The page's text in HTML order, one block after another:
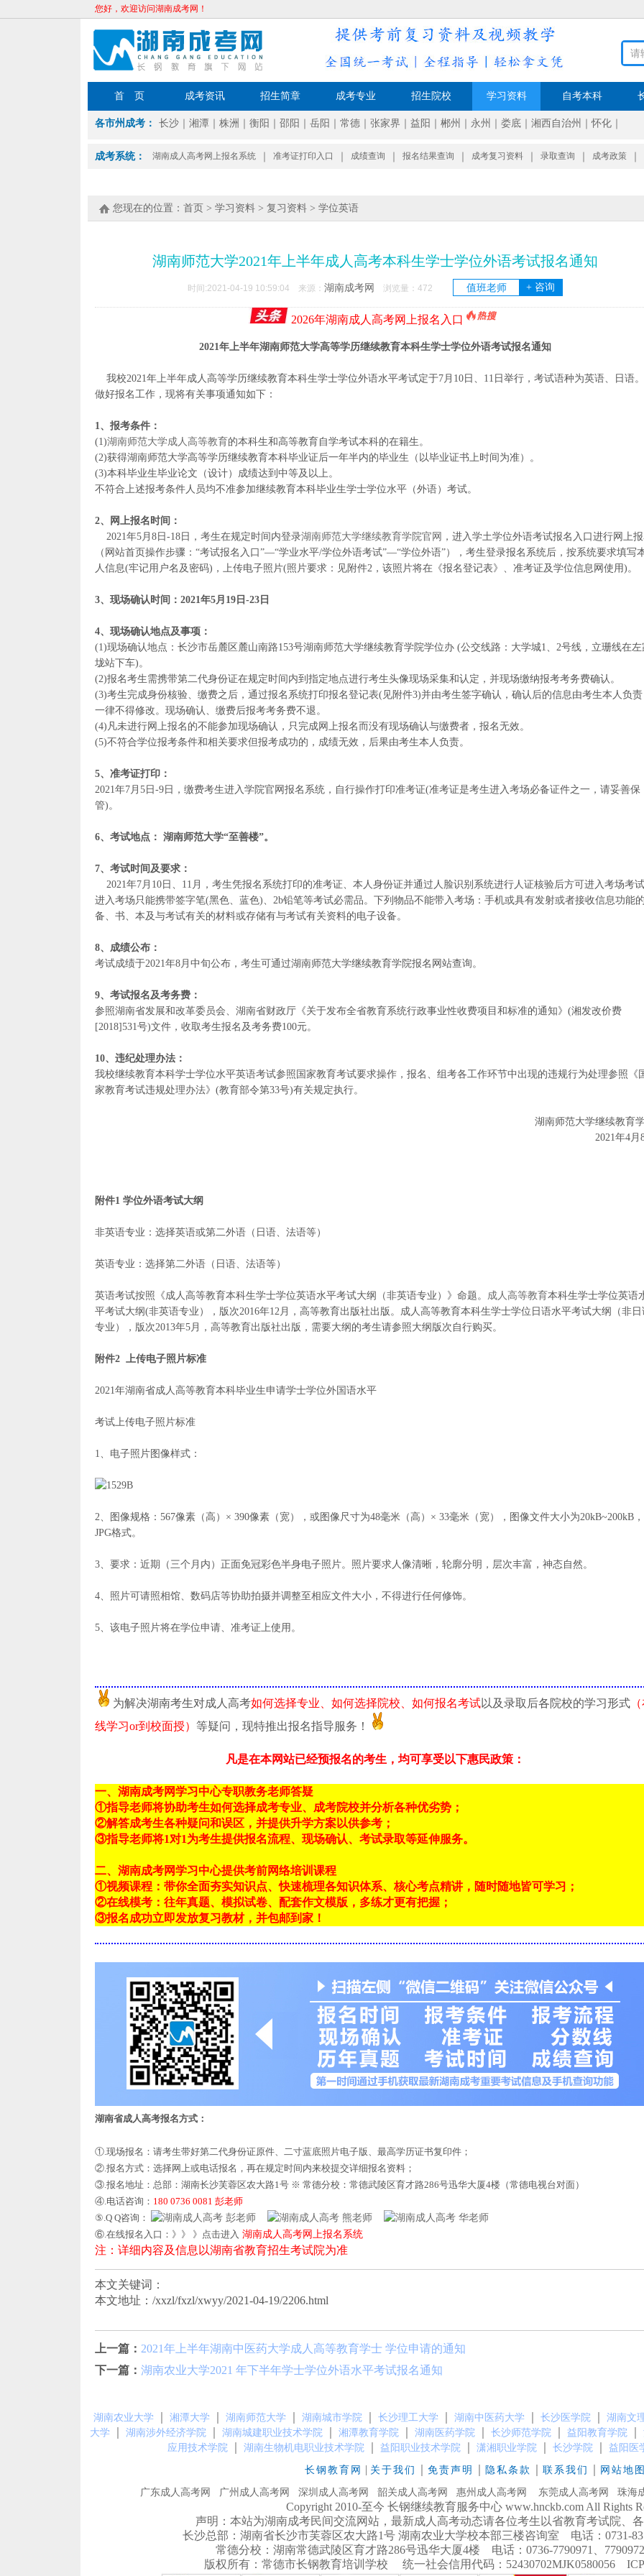
您好，欢迎访问湖南成考网！
首 页 成考资讯 招生简章 成考专业 招生院校 学习资料 自考本科
各市州成考： 长沙 湘潭 株洲 衡阳 邵阳 岳阳 常德 张家界 益阳 郴州 永州 娄底 湘西自治州 ｜怀化
成考系统： 湖南成人高考网上报名系统 准考证打印入口 成绩查询 报名结果查询 成考复习资料 录取查询 成考政策
您现在的位置： 首页 > 学习资料 > 复习资料 > 学位英语
湖南师范大学2021年上半年成人高考本科生学士学位外语考试报名通知
时间:2021-04-19 10:59:04 来源： 湖南成考网 浏览量： 472 值班老师 + 咨询
2026年湖南成人高考网上报名入口
2021年上半年湖南师范大学高等学历继续教育本科生学士学位外语考试报名通知
我校2021年上半年成人高等学历继续教育本科生学士学位外语水平考试定于7月10日、11日举行，考试语种为英语、日语
做好报名工作，现将有关事项通知如下：
1、报考条件：
(1)湖南师范大学成人高等教育的本科生和高等教育自学考试本科的在籍生。
(2)获得湖南师范大学高等学历继续教育本科毕业证后一年半内的毕业生（以毕业证书上时间为准）。
(3)本科毕业生毕业论文（设计）成绩达到中等及以上。
不符合上述报考条件人员均不准参加继续教育本科毕业生学士学位水平（外语）考试。
2、网上报名时间：
2021年5月8日-18日，考生在规定时间内登录湖南师范大学继续教育学院官网 ，进入学土学位外语考试报名入口进行网上
（网站首页操作步骤：“考试报名入口”—“学业水平/学位外语考试”—“学位外语”），考生登录报名系统后，按系统要求填写
人信息(牢记用户名及密码)，上传电子照片(照片要求：见附件2，该照片将在《报名登记表》、准考证及学位信息网使用)。
3、现场确认时间：2021年5月19日-23日
4、现场确认地点及事项：
(1)现场确认地点：长沙市岳麓区麓山南路153号湖南师范大学继续教育学院学位办 (公交线路：大学城1、2号线，立珊线在左
垅站下车)。
(2)报名考生需携带第二代身份证在规定时间内到指定地点进行考生头像现场采集和认定，并现场缴纳报考考务费确认。
(3)考生完成身份核验、缴费之后，通过报名系统打印报名登记表(见附件3)并由考生签字确认，确认后的信息由考生本人负
一律不得修改。现场确认、缴费后报考考务费不退。
(4)凡未进行网上报名的不能参加现场确认，只完成网上报名而没有现场确认与缴费者，报名无效。
(5)不符合学位报考条件和相关要求但报考成功的，成绩无效，后果由考生本人负责。
5、准考证打印：
2021年7月5日-9日，缴费考生进入学院官网报名系统，自行操作打印准考证(准考证是考生进入考场必备证件之一，请妥善保
管)。
6、考试地点： 湖南师范大学“至善楼”。
7、考试时间及要求：
2021年7月10日、11月，考生凭报名系统打印的准考证、本人身份证并通过人脸识别系统进行人证核验后方可进入考场考
进入考场只能携带签字笔(黑色、蓝色)、2b铅笔等考试必需品。下列物品不能带入考场：手机或具有发射或者接收信息功能
备、书、本及与考试有关的材料或存储有与考试有关资料的电子设备。
8、成绩公布：
考试成绩于2021年8月中旬公布，考生可通过湖南师范大学继续教育学院报名网站查询。
9、考试报名及考务费：
参照湖南省发展和改革委员会、湖南省财政厅《关于发布全省教育系统行政事业性收费项目和标准的通知》(湘发改价费
[2018]531号)文件，收取考生报名及考务费100元。
10、违纪处理办法：
我校继续教育本科学士学位水平英语考试参照国家教育考试要求操作，报名、组考各工作环节中出现的违规行为处理参照《
家教育考试违规处理办法》(教育部令第33号)有关规定执行。
湖南师范大学继续教育
2021年4月
附件1 学位外语考试大纲
非英语专业：选择英语或第二外语（日语、法语等）
英语专业：选择第二外语（日语、法语等）
英语考试按照《成人高等教育本科生学士学位英语水平考试大纲（非英语专业）》命题。 成人高等教育本科生学士学位英语
平考试大纲(非英语专业），版次2016年12月，高等教育出版社出版。成人高等教育本科生学士学位日语水平考试大纲（非日
专业），版次2013年5月，高等教育出版社出版，需要大纲的考生请参照大纲版次自行购买。
附件2 上传电子照片标准
2021年湖南省成人高等教育本科毕业生申请学士学位外国语水平
考试上传电子照片标准
1、电子照片图像样式：
2、图像规格：567像素（高）× 390像素（宽），或图像尺寸为48毫米（高）× 33毫米（宽），图像文件大小为20kB~200kB，
JPG格式。
3、要求：近期（三个月内）正面免冠彩色半身电子照片。照片要求人像清晰，轮廓分明，层次丰富，神态自然。
4、照片可请照相馆、数码店等协助拍摄并调整至相应文件大小，不得进行任何修饰。
5、该电子照片将在学位申请、准考证上使用。
为解决湖南考生对成人高考如何选择专业、如何选择院校、如何报名考试以及录取后各院校的学习形式
线学习or到校面授） 等疑问，现特推出报名指导服务！
凡是在本网站已经预报名的考生，均可享受以下惠民政策：
一、湖南成考网学习中心专职教务老师答疑
①指导老师将协助考生如何选择成考专业、成考院校并分析各种优劣势；
②解答成考生各种疑问和误区，并提供升学方案以供参考；
③指导老师将1对1为考生提供报名流程、现场确认、考试录取等延伸服务。
二、湖南成考网学习中心提供考前网络培训课程
①视频课程：带你全面夯实知识点、快速梳理各知识体系、核心考点精讲，随时随地皆可学习；
②在线模考：往年真题、模拟试卷、配套作文模版，多练才更有把握；
③报名成功立即发放复习教材，并包邮到家！
湖南省成人高考报名方式：
①.现场报名：请考生带好第二代身份证原件、二寸蓝底照片电子版、最高学历证书复印件；
②.报名方式：选择网上或电话报名，再在规定时间内来校提交详细报名资料；
③.报名地址：总部：湖南长沙芙蓉区农大路1号 ※ 常德分校：常德武陵区育才路286号迅华大厦4楼（常德电视台对面）
④.电话咨询： 180 0736 0081 彭老师
⑤.Q Q咨询：
彭老师 熊老师
华老师
⑥.在线报名入口：》》 》点击进入 湖南成人高考网上报名系统
注：详细内容及信息以湖南省教育招生考试院为准
本文关键词：
本文地址：/xxzl/fxzl/xwyy/2021-04-19/2206.html
上一篇： 2021年上半年湖南中医药大学成人高等教育学士 学位申请的通知
下一篇： 湖南农业大学2021 年下半年学士学位外语水平考试报名通知
湖南农业大学 湘潭大学 湖南师范大学 湖南城市学院 长沙理工大学 湖南中医药大学 长沙医学院
湖南文
大学
湖南涉外经济学院 湖南城建职业技术学院 湘潭教育学院 湖南医药学院 长沙师范学院 益阳教育学院
应用技术学院
湖南生物机电职业技术学院 益阳职业技术学院 潇湘职业学院 长沙学院 益阳医
长钢教育网 | 关于我们 免责声明 隐私条款 联系我们 网站地
广东成人高考网 广州成人高考网 深圳成人高考网 韶关成人高考网 惠州成人高考网 东莞成人高考网 珠海
Copyright 2010-至今 长钢继续教育服务中心 www.hnckb.com All Rights
声明：本站为湖南成考民间交流网站，最新成人高考动态请各位考生以省教育考试院、
长沙总部：湖南省长沙市芙蓉区农大路1号 湖南农业大学校本部三楼咨询室 电话：0731-
常德分校：湖南常德武陵区育才路286号迅华大厦4楼 电话：0736-7790971、
版权所有：常德市长钢教育培训学校 统一社会信用代码：52430702MJK0580056